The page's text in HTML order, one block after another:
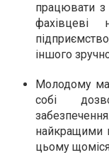
працювати
фахівцеві
іншого
Молодому
собі
найкращими
цьому